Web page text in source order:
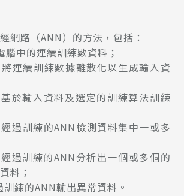
網路（ANN）的方法，包括：
中的連續訓練數資料；
續訓練數據離散化以生成輸入資
輸入資料及選定的訓練算法訓練
訓練的ANN檢測資料集中一或多
訓練的ANN分析出一個或多個的
料；
的ANN輸出異常資料。